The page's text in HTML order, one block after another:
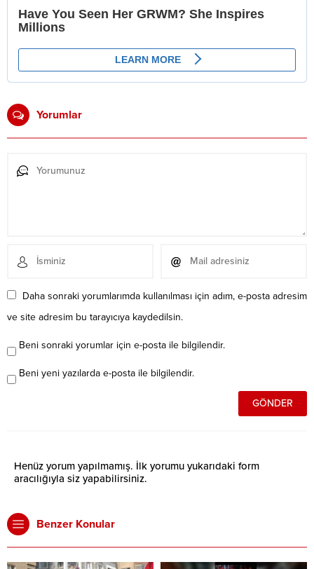
Yorumlar
Daha sonraki yorumlarımda kullanılması için adım, e-posta adresim
ve site adresim bu tarayıcıya kaydedilsin.
Beni sonraki yorumlar için e-posta ile bilgilendir.
Beni yeni yazılarda e-posta ile bilgilendir.
Henüz yorum yapılmamış. İlk yorumu yukarıdaki form
aracılığıyla siz yapabilirsiniz.
Benzer Konular